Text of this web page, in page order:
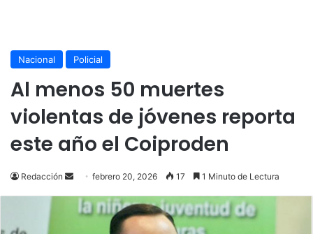
Nacional Policial
Al menos 50 muertes
violentas de jóvenes reporta
este año el Coiproden
Redacción
Send
email
febrero 20, 2026 17 1 Minuto de Lectura